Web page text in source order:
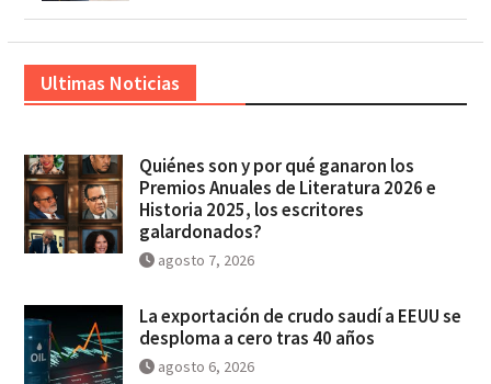
Ultimas Noticias
Quiénes son y por qué ganaron los
Premios Anuales de Literatura 2026 e
Historia 2025, los escritores
galardonados?
agosto 7, 2026
La exportación de crudo saudí a EEUU se
desploma a cero tras 40 años
agosto 6, 2026